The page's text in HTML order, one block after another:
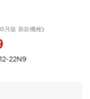
月版 新款機種)
22N9